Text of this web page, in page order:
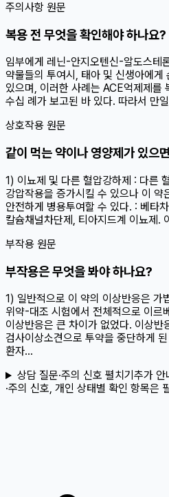
주의사항 원문
복용 전 무엇을 확인해야 하나요?
임부에게 레닌-안지오텐신-알도스테
약물들의 투여시, 태아 및 신생아에게
있으며, 이러한 사례는 ACE억제제를
수십 례가 보고된 바 있다. 따라서 만
상호작용 원문
같이 먹는 약이나 영양제가 있으
1) 이뇨제 및 다른 혈압강하제 : 다른
강압작용을 증가시킬 수 있으나 이 약
안전하게 병용투여할 수 있다. : 베타
칼슘채널차단제, 티아지드계 이뇨제.
부작용 원문
부작용은 무엇을 봐야 하나요?
1) 일반적으로 이 약의 이상반응은 가
위약-대조 시험에서 전체적으로 이르
이상반응은 큰 차이가 없었다. 이상반
검사이상소견으로 투약을 중단하게
환자...
상담 질문·주의 신호 펼치기 추가 안
·주의 신호, 개인 상태별 확인 항목은